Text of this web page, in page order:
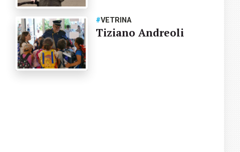
#VETRINA
Tiziano Andreoli